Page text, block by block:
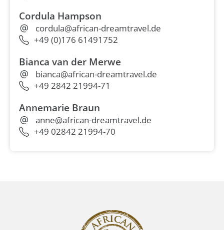
Cordula Hampson
cordula@african-dreamtravel.de
+49 (0)176 61491752
Bianca van der Merwe
bianca@african-dreamtravel.de
+49 2842 21994-71
Annemarie Braun
anne@african-dreamtravel.de
+49 02842 21994-70